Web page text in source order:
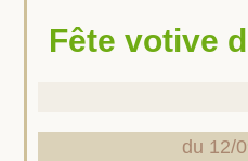
Fête votive
du 12/